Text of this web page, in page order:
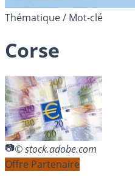
Thématique / Mot-clé
Corse
© stock.adobe.com
Offre Partenaire